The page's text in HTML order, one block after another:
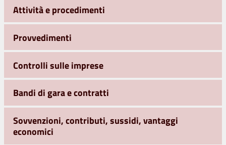
Attività e procedimenti
Provvedimenti
Controlli sulle imprese
Bandi di gara e contratti
Sovvenzioni, contributi, sussidi, vantaggi
economici